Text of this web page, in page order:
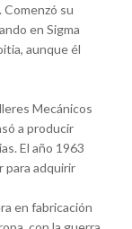
su
en Sigma
aunque él
Mecánicos
a producir
El año 1963
para adquirir
en fabricación